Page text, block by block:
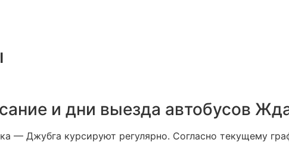
и дни выезда автобусов
— Джубга курсируют регулярно. Согласно текущему